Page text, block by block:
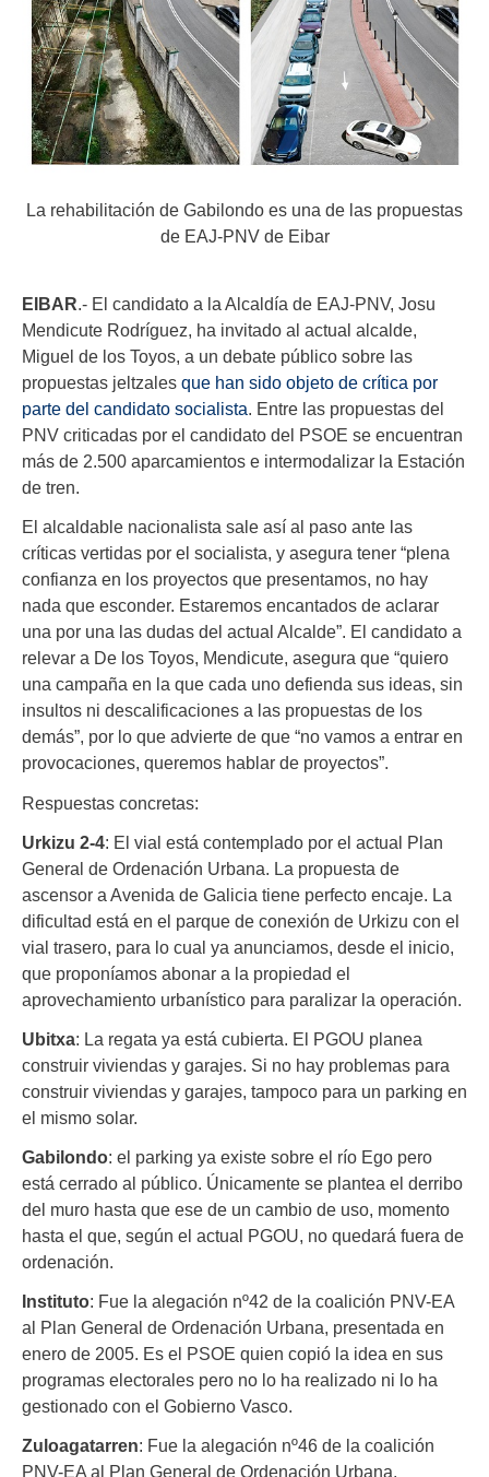
La rehabilitación de Gabilondo es una de las propuestas
de EAJ-PNV de Eibar
EIBAR.- El candidato a la Alcaldía de EAJ-PNV, Josu
Mendicute Rodríguez, ha invitado al actual alcalde,
Miguel de los Toyos, a un debate público sobre las
propuestas jeltzales que han sido objeto de crítica por
parte del candidato socialista. Entre las propuestas del
PNV criticadas por el candidato del PSOE se encuentran
más de 2.500 aparcamientos e intermodalizar la Estación
de tren.
El alcaldable nacionalista sale así al paso ante las
críticas vertidas por el socialista, y asegura tener “plena
confianza en los proyectos que presentamos, no hay
nada que esconder. Estaremos encantados de aclarar
una por una las dudas del actual Alcalde”. El candidato a
relevar a De los Toyos, Mendicute, asegura que “quiero
una campaña en la que cada uno defienda sus ideas, sin
insultos ni descalificaciones a las propuestas de los
demás”, por lo que advierte de que “no vamos a entrar en
provocaciones, queremos hablar de proyectos”.
Respuestas concretas:
Urkizu 2-4: El vial está contemplado por el actual Plan
General de Ordenación Urbana. La propuesta de
ascensor a Avenida de Galicia tiene perfecto encaje. La
dificultad está en el parque de conexión de Urkizu con el
vial trasero, para lo cual ya anunciamos, desde el inicio,
que proponíamos abonar a la propiedad el
aprovechamiento urbanístico para paralizar la operación.
Ubitxa: La regata ya está cubierta. El PGOU planea
construir viviendas y garajes. Si no hay problemas para
construir viviendas y garajes, tampoco para un parking en
el mismo solar.
Gabilondo: el parking ya existe sobre el río Ego pero
está cerrado al público. Únicamente se plantea el derribo
del muro hasta que ese de un cambio de uso, momento
hasta el que, según el actual PGOU, no quedará fuera de
ordenación.
Instituto: Fue la alegación nº42 de la coalición PNV-EA
al Plan General de Ordenación Urbana, presentada en
enero de 2005. Es el PSOE quien copió la idea en sus
programas electorales pero no lo ha realizado ni lo ha
gestionado con el Gobierno Vasco.
Zuloagatarren: Fue la alegación nº46 de la coalición
PNV-EA al Plan General de Ordenación Urbana,